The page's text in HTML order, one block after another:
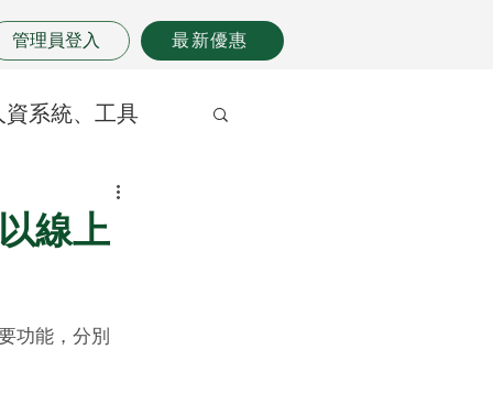
管理員登入 最新優惠
資系統、工具
線上
功能，分別